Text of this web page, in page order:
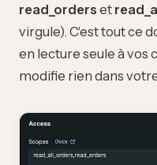
read_orders et
virgule). C'est tout ce
en lecture seule à vos
modifie rien dans